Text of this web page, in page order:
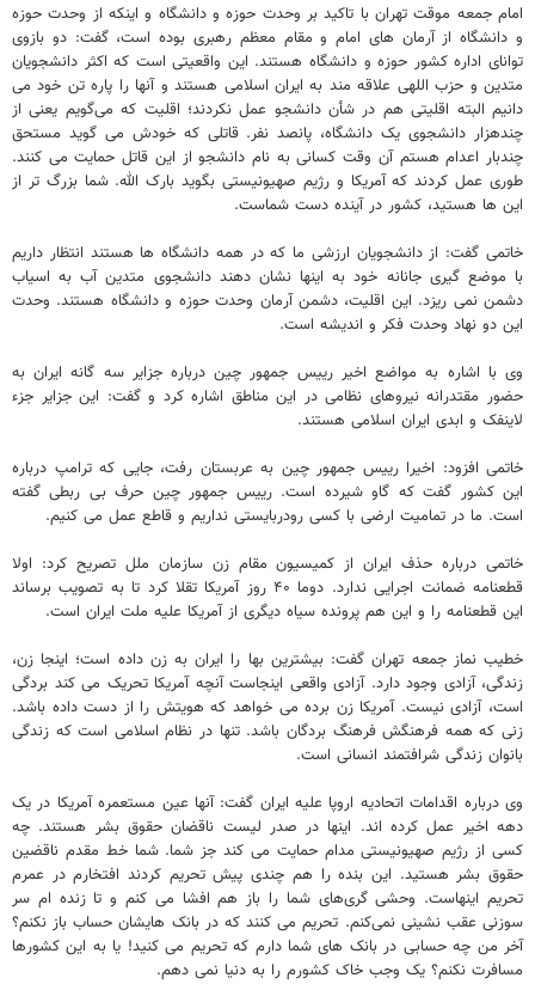
امام جمعه موقت تهران با تاکید بر وحدت حوزه و دانشگاه و اینکه از وحدت حوزه
و دانشگاه از آرمان های امام و مقام معظم رهبری بوده است، گفت: دو بازوی
توانای اداره کشور حوزه و دانشگاه هستند. این واقعیتی است که اکثر دانشجویان
متدین و حزب اللهی علاقه مند به ایران اسلامی هستند و آنها را پاره تن خود می
دانیم البته اقلیتی هم در شأن دانشجو عمل نکردند؛ اقلیت که می‌گویم یعنی از
چندهزار دانشجوی یک دانشگاه، پانصد نفر. قاتلی که خودش می گوید مستحق
چندبار اعدام هستم آن وقت کسانی به نام دانشجو از این قاتل حمایت می کنند.
طوری عمل کردند که آمریکا و رژیم صهیونیستی بگوید بارک الله. شما بزرگ تر از
این ها هستید، کشور در آینده دست شماست.
خاتمی گفت: از دانشجویان ارزشی ما که در همه دانشگاه ها هستند انتظار داریم
با موضع گیری جانانه خود به اینها نشان دهند دانشجوی متدین آب به اسیاب
دشمن نمی ریزد. این اقلیت، دشمن آرمان وحدت حوزه و دانشگاه هستند. وحدت
این دو نهاد وحدت فکر و اندیشه است.
وی با اشاره به مواضع اخیر رییس جمهور چین درباره جزایر سه گانه ایران به
حضور مقتدرانه نیروهای نظامی در این مناطق اشاره کرد و گفت: این جزایر جزء
لاینفک و ابدی ایران اسلامی هستند.
خاتمی افزود: اخیرا رییس جمهور چین به عربستان رفت، جایی که ترامپ درباره
این کشور گفت که گاو شیرده است. رییس جمهور چین حرف بی ربطی گفته
است. ما در تمامیت ارضی با کسی رودربایستی نداریم و قاطع عمل می کنیم.
خاتمی درباره حذف ایران از کمیسیون مقام زن سازمان ملل تصریح کرد: اولا
قطعنامه ضمانت اجرایی ندارد. دوما ۴۰ روز آمریکا تقلا کرد تا به تصویب برساند
این قطعنامه را و این هم پرونده سیاه دیگری از آمریکا علیه ملت ایران است.
خطیب نماز جمعه تهران گفت: بیشترین بها را ایران به زن داده است؛ اینجا زن،
زندگی، آزادی وجود دارد. آزادی واقعی اینجاست آنچه آمریکا تحریک می کند بردگی
است، آزادی نیست. آمریکا زن برده می خواهد که هویتش را از دست داده باشد.
زنی که همه فرهنگش فرهنگ بردگان باشد. تنها در نظام اسلامی است که زندگی
بانوان زندگی شرافتمند انسانی است.
وی درباره اقدامات اتحادیه اروپا علیه ایران گفت: آنها عین مستعمره آمریکا در یک
دهه اخیر عمل کرده اند. اینها در صدر لیست ناقضان حقوق بشر هستند. چه
کسی از رژیم صهیونیستی مدام حمایت می کند جز شما. شما خط مقدم ناقضین
حقوق بشر هستید. این بنده را هم چندی پیش تحریم کردند افتخارم در عمرم
تحریم اینهاست. وحشی گری‌های شما را باز هم افشا می کنم و تا زنده ام سر
سوزنی عقب نشینی نمی‌کنم. تحریم می کنند که در بانک هایشان حساب باز نکنم؟
آخر من چه حسابی در بانک های شما دارم که تحریم می کنید! یا به این کشورها
مسافرت نکنم؟ یک وجب خاک کشورم را به دنیا نمی دهم.